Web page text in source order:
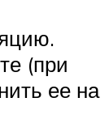
(при
ее на